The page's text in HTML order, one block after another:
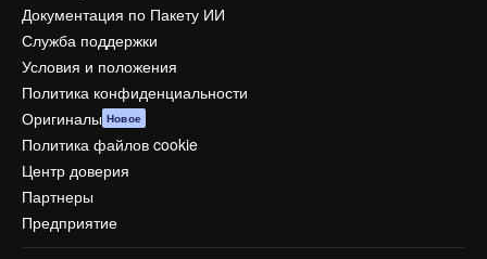
Документация по Пакету ИИ
Служба поддержки
Условия и положения
Политика конфиденциальности
Оригиналы Новое
Политика файлов cookie
Центр доверия
Партнеры
Предприятие